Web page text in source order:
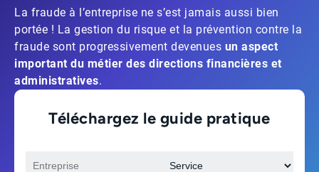
La fraude à l’entreprise ne s’est jamais aussi bien
portée ! La gestion du risque et la prévention contre la
fraude sont progressivement devenues un aspect
important du métier des directions financières et
administratives.
Téléchargez le guide pratique